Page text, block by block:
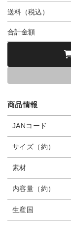
送料（税込）
合計金額
商品情報
JANコード
サイズ（約）
素材
内容量（約）
生産国